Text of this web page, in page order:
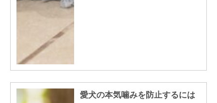
愛犬の本気噛みを防止するには